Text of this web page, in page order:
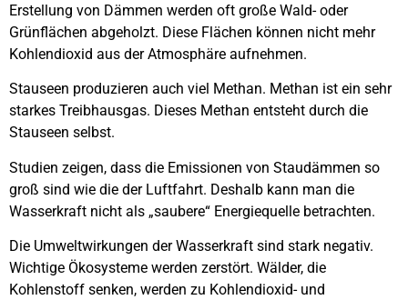
Erstellung von Dämmen werden oft große Wald- oder
Grünflächen abgeholzt. Diese Flächen können nicht mehr
Kohlendioxid aus der Atmosphäre aufnehmen.
Stauseen produzieren auch viel Methan. Methan ist ein sehr
starkes Treibhausgas. Dieses Methan entsteht durch die
Stauseen selbst.
Studien zeigen, dass die Emissionen von Staudämmen so
groß sind wie die der Luftfahrt. Deshalb kann man die
Wasserkraft nicht als „saubere“ Energiequelle betrachten.
Die Umweltwirkungen der Wasserkraft sind stark negativ.
Wichtige Ökosysteme werden zerstört. Wälder, die
Kohlenstoff senken, werden zu Kohlendioxid- und